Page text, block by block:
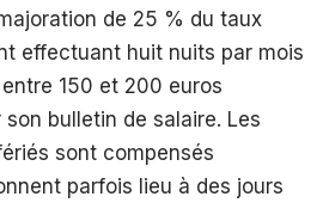
de 25 % du taux
effectuant huit nuits par mois
150 et 200 euros
bulletin de salaire. Les
sont compensés
parfois lieu à des jours